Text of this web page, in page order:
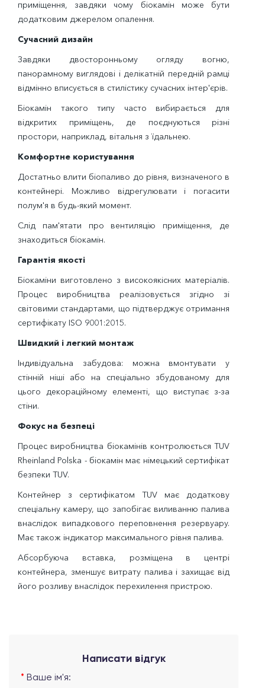
приміщення, завдяки чому біокамін може бути
додатковим джерелом опалення.
Сучасний дизайн
Завдяки двосторонньому огляду вогню,
панорамному виглядові і делікатній передній рамці
відмінно вписується в стилістику сучасних інтер'єрів.
Біокамін такого типу часто вибирається для
відкритих приміщень, де поєднуються різні
простори, наприклад, вітальня з їдальнею.
Комфортне користування
Достатньо влити біопаливо до рівня, визначеного в
контейнері. Можливо відрегулювати і погасити
полум'я в будь-який момент.
Слід пам'ятати про вентиляцію приміщення, де
знаходиться біокамін.
Гарантія якості
Біокаміни виготовлено з високоякісних матеріалів.
Процес виробництва реалізовується згідно зі
світовими стандартами, що підтверджує отримання
сертифікату ISO 9001:2015.
Швидкий і легкий монтаж
Індивідуальна забудова: можна вмонтувати у
стінній ніші або на спеціально збудованому для
цього декораційному елементі, що виступає з-за
стіни.
Фокус на безпеці
Процес виробництва біокамінів контролюється TUV
Rheinland Polska - біокамін має німецький сертифікат
безпеки TUV.
Контейнер з сертифікатом TUV має додаткову
спеціальну камеру, що запобігає виливанню палива
внаслідок випадкового переповнення резервуару.
Має також індикатор максимального рівня палива.
Абсорбуюча вставка, розміщена в центрі
контейнера, зменшує витрату палива і захищає від
його розливу внаслідок перехилення пристрою.
Написати відгук
Ваше ім'я: